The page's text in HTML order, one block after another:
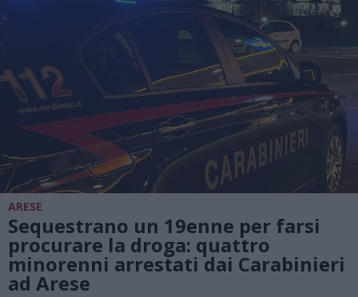
ARESE
Sequestrano un 19enne per farsi
procurare la droga: quattro
minorenni arrestati dai Carabinieri
ad Arese